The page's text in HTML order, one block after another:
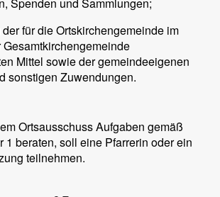
Spenden und Sammlungen;
für die Ortskirchengemeinde im
Mittel sowie der gemeindeeigenen
sonstigen Zuwendungen.
Ortsausschuss Aufgaben gemäß
1 beraten, soll eine Pfarrerin oder ein
teilnehmen.